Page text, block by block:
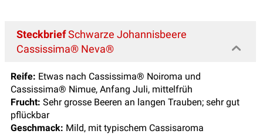
SteckbriefSchwarze Johannisbeere
Cassissima® Neva®
Reife: Etwas nach Cassissima® Noiroma und
Cassissima® Nimue, Anfang Juli, mittelfrüh
Frucht: Sehr grosse Beeren an langen Trauben; sehr gut
pflückbar
Geschmack: Mild, mit typischem Cassisaroma